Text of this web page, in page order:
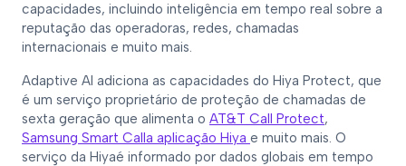
capacidades, incluindo inteligência em tempo real sobre a
reputação das operadoras, redes, chamadas
internacionais e muito mais.
Adaptive AI adiciona as capacidades do Hiya Protect, que
é um serviço proprietário de proteção de chamadas de
sexta geração que alimenta o AT&T Call Protect,
Samsung Smart Calla aplicação Hiya e muito mais. O
serviço da Hiyaé informado por dados globais em tempo